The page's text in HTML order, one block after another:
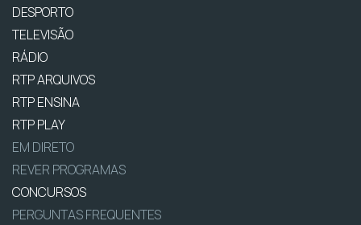
DESPORTO
TELEVISÃO
RÁDIO
RTP ARQUIVOS
RTP ENSINA
RTP PLAY
EM DIRETO
REVER PROGRAMAS
CONCURSOS
PERGUNTAS FREQUENTES